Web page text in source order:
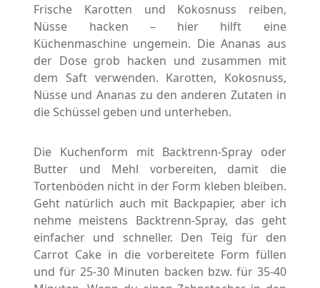
Frische Karotten und Kokosnuss reiben,
Nüsse hacken – hier hilft eine
Küchenmaschine ungemein. Die Ananas aus
der Dose grob hacken und zusammen mit
dem Saft verwenden. Karotten, Kokosnuss,
Nüsse und Ananas zu den anderen Zutaten in
die Schüssel geben und unterheben.
Die Kuchenform mit Backtrenn-Spray oder
Butter und Mehl vorbereiten, damit die
Tortenböden nicht in der Form kleben bleiben.
Geht natürlich auch mit Backpapier, aber ich
nehme meistens Backtrenn-Spray, das geht
einfacher und schneller. Den Teig für den
Carrot Cake in die vorbereitete Form füllen
und für 25-30 Minuten backen bzw. für 35-40